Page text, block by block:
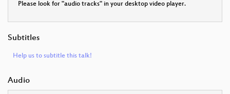
Please look for "audio tracks" in your desktop video player.
Subtitles
Help us to subtitle this talk!
Audio